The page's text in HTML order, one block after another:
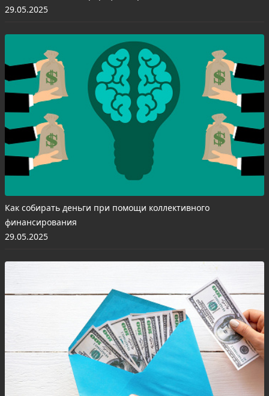
29.05.2025
Как собирать деньги при помощи коллективного
финансирования
29.05.2025